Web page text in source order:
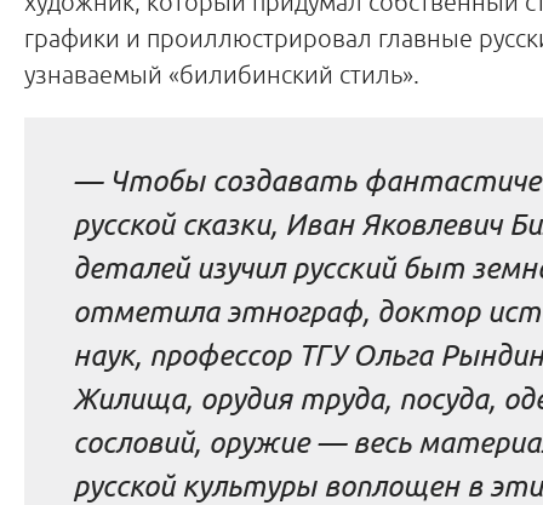
графики и проиллюстрировал главные
узнаваемый «билибинский стиль».
— Чтобы создавать
русской сказки, Иван Яковлевич
деталей изучил русский быт
отметила этнограф, доктор
наук, профессор ТГУ Ольга
Жилища, орудия труда, посуда,
сословий, оружие — весь
русской культуры воплощен в